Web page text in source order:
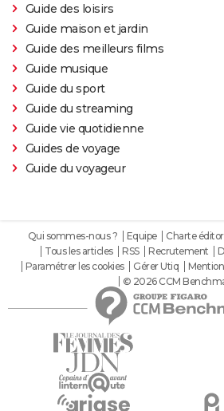
Guide des loisirs
Guide maison et jardin
Guide des meilleurs films
Guide musique
Guide du sport
Guide du streaming
Guide vie quotidienne
Guides de voyage
Guide du voyageur
Qui sommes-nous ? Equipe Charte
Tous les articles
RSS Recrutement
Paramétrer les cookies
Gérer Utiq
© 2026 CCM